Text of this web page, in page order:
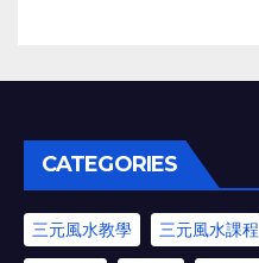
CATEGORIES
三元風水教學 三元風水課程